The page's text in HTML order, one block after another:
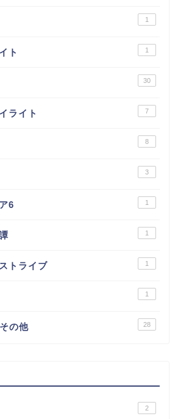
1
ト 1
30
ライト 7
8
3
6 1
1
トライブ 1
1
の他 28
2